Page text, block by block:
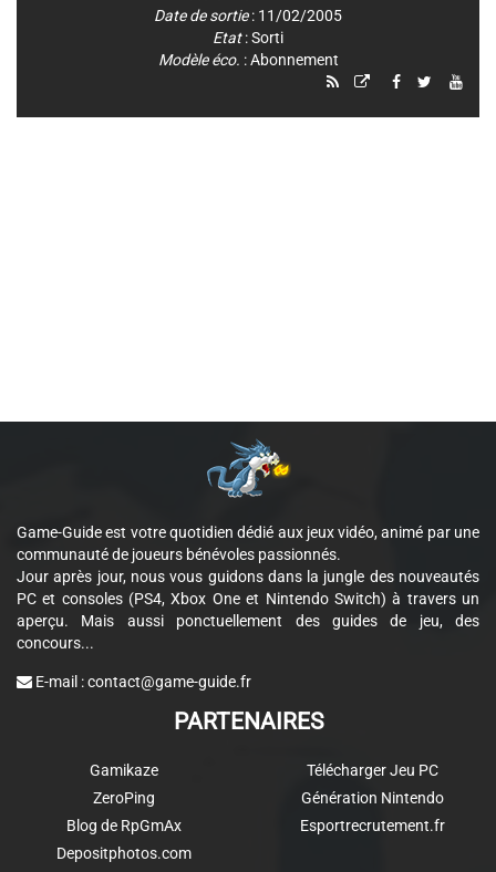
Date de sortie: 11/02/2005
Etat: Sorti
Modèle éco. : Abonnement
Game-Guide est votre quotidien dédié aux jeux vidéo, animé par une
communauté de joueurs bénévoles passionnés.
Jour après jour, nous vous guidons dans la jungle des nouveautés
PC et consoles (PS4, Xbox One et Nintendo Switch) à travers un
aperçu. Mais aussi ponctuellement des guides de jeu, des
concours...
E-mail :contact@game-guide.fr
PARTENAIRES
Gamikaze
ZeroPing
Blog de RpGmAx
Depositphotos.com
Télécharger Jeu PC
Génération Nintendo
Esportrecrutement.fr